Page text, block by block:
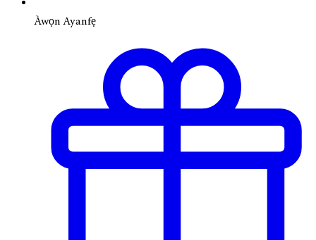
Àwọn Ayanfẹ